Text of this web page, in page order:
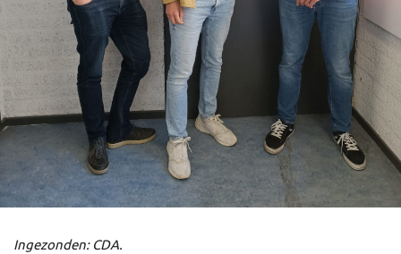
Ingezonden: CDA.